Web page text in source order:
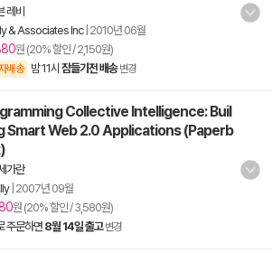
레비
& Associates Inc| 2010년 06월
원 (20% 할인 / 2,150원)
배송 밤 11시 잠들기전 배송 변경
Collective Intelligence: Buil
Smart Web 2.0 Applications (Paperb
가란
| 2007년 09월
원 (20% 할인 / 3,580원)
주문하면8월 14일 출고 변경